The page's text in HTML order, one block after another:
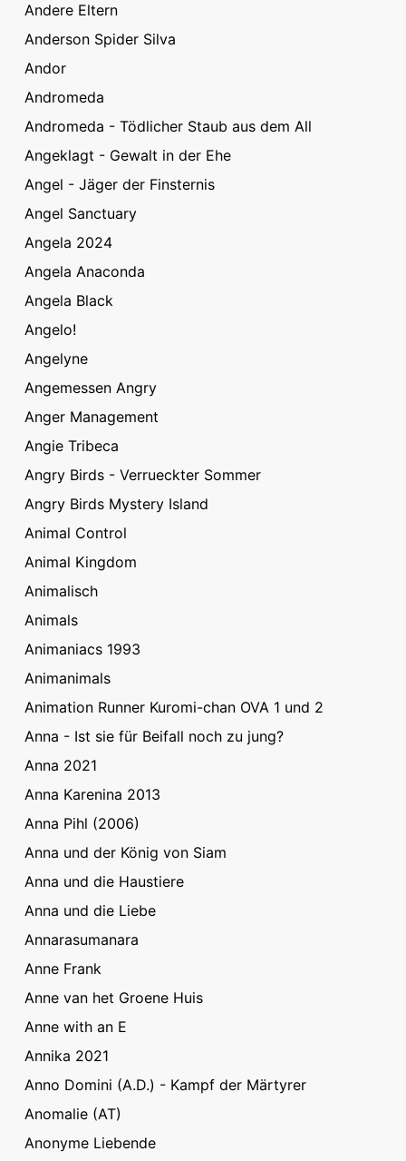
Andere Eltern
Anderson Spider Silva
Andor
Andromeda
Andromeda - Tödlicher Staub aus dem All
Angeklagt - Gewalt in der Ehe
Angel - Jäger der Finsternis
Angel Sanctuary
Angela 2024
Angela Anaconda
Angela Black
Angelo!
Angelyne
Angemessen Angry
Anger Management
Angie Tribeca
Angry Birds - Verrueckter Sommer
Angry Birds Mystery Island
Animal Control
Animal Kingdom
Animalisch
Animals
Animaniacs 1993
Animanimals
Animation Runner Kuromi-chan OVA 1 und 2
Anna - Ist sie für Beifall noch zu jung?
Anna 2021
Anna Karenina 2013
Anna Pihl (2006)
Anna und der König von Siam
Anna und die Haustiere
Anna und die Liebe
Annarasumanara
Anne Frank
Anne van het Groene Huis
Anne with an E
Annika 2021
Anno Domini (A.D.) - Kampf der Märtyrer
Anomalie (AT)
Anonyme Liebende